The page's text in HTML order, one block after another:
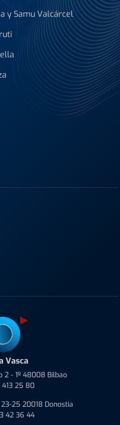
y Samu Valcárcel
Vasca
2 - 1º 48008 Bilbao
413 25 80
25 20018 Donostia
42 36 44